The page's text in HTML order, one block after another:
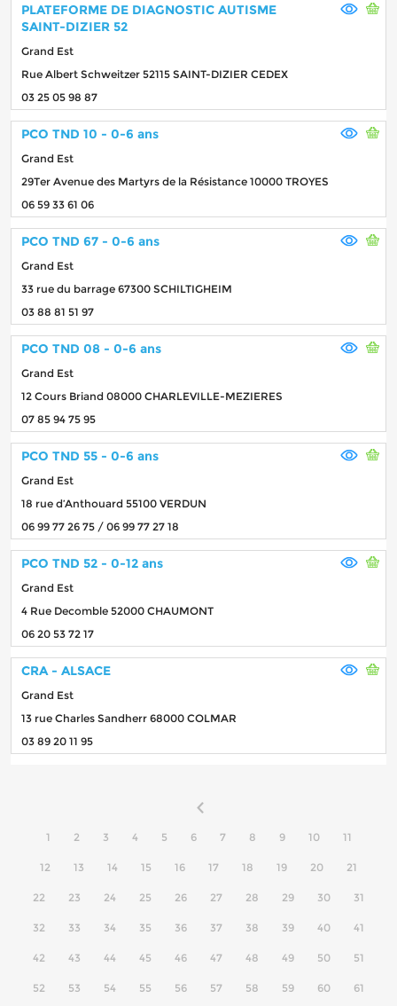
PLATEFORME DE DIAGNOSTIC AUTISME
SAINT-DIZIER 52
Grand Est
Rue Albert Schweitzer 52115 SAINT-DIZIER CEDEX
03 25 05 98 87
PCO TND 10 - 0-6 ans
Grand Est
29Ter Avenue des Martyrs de la Résistance 10000 TROYES
06 59 33 61 06
PCO TND 67 - 0-6 ans
Grand Est
33 rue du barrage 67300 SCHILTIGHEIM
03 88 81 51 97
PCO TND 08 - 0-6 ans
Grand Est
12 Cours Briand 08000 CHARLEVILLE-MEZIERES
07 85 94 75 95
PCO TND 55 - 0-6 ans
Grand Est
18 rue d’Anthouard 55100 VERDUN
06 99 77 26 75 / 06 99 77 27 18
PCO TND 52 - 0-12 ans
Grand Est
4 Rue Decomble 52000 CHAUMONT
06 20 53 72 17
CRA - ALSACE
Grand Est
13 rue Charles Sandherr 68000 COLMAR
03 89 20 11 95
1 2 3 4 5 6 7 8 9 10 11
12 13 14 15 16 17 18 19 20 21
22 23 24 25 26 27 28 29 30 31
32 33 34 35 36 37 38 39 40 41
42 43 44 45 46 47 48 49 50 51
52 53 54 55 56 57 58 59 60 61